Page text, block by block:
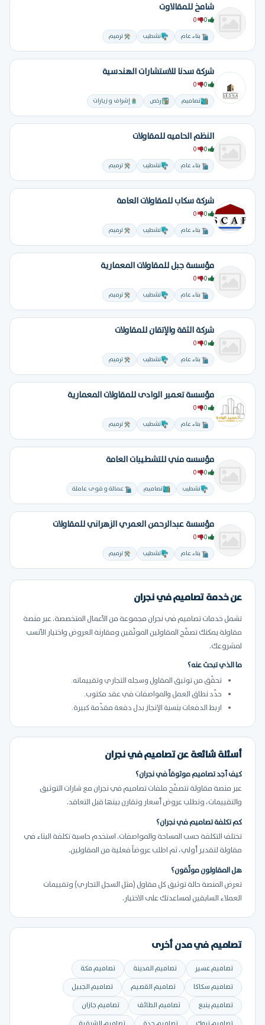
شامخ للمقالاوت
بناء عام تشطيب ترميم
شركة سدنا للاستشارات الهندسية
تصاميم رخص إشراف و زيارات
النظم الحاميه للمقاولات
بناء عام تشطيب ترميم
شركة سكاب للمقاولات العامة
بناء عام تشطيب ترميم
مؤسسة جبل للمقاولات المعمارية
بناء عام تشطيب ترميم
شركة الثقة والإتقان للمقاولات
بناء عام تشطيب ترميم
مؤسسة تعمير الوادى للمقاولات المعمارية
بناء عام تشطيب ترميم
مؤسسه مني للتشطيبات العامة
تشطيب تصاميم عمالة و قوى عاملة
مؤسسة عبدالرحمن العمري الزهراني للمقاولات
بناء عام تشطيب ترميم
عن خدمة تصاميم في نجران
تشمل خدمات تصاميم في نجران مجموعة من الأعمال المتخصصة. عبر منصة
مقاولة يمكنك تصفّح المقاولين الموثّقين ومقارنة العروض واختيار الأنسب
لمشروعك.
ما الذي تبحث عنه؟
تحقّق من توثيق المقاول وسجله التجاري وتقييماته.
حدّد نطاق العمل والمواصفات في عقد مكتوب.
اربط الدفعات بنسبة الإنجاز بدل دفعة مقدّمة كبيرة.
أسئلة شائعة عن تصاميم في نجران
كيف أجد تصاميم موثوقاً في نجران؟
عبر منصة مقاولة تتصفّح ملفات تصاميم في نجران مع شارات التوثيق
والتقييمات، وتطلب عروض أسعار وتقارن بينها قبل التعاقد.
كم تكلفة تصاميم في نجران؟
تختلف التكلفة حسب المساحة والمواصفات. استخدم حاسبة تكلفة البناء في
مقاولة لتقدير أولي، ثم اطلب عروضاً فعلية من المقاولين.
هل المقاولون موثّقون؟
تعرض المنصة حالة توثيق كل مقاول (مثل السجل التجاري) وتقييمات
العملاء السابقين لمساعدتك على الاختيار.
تصاميم في مدن أخرى
تصاميم عسير تصاميم المدينة
تصاميم مكة
تصاميم سكاكا
تصاميم القصيم
تصاميم الجبيل
تصاميم ينبع
تصاميم الطائف
تصاميم جازان